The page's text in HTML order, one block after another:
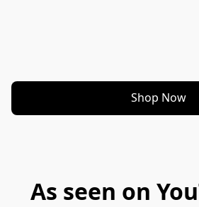
Shop Now
As seen on